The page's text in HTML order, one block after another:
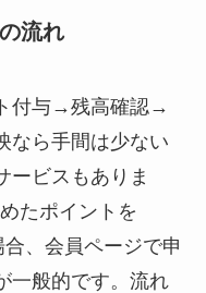
流れ
付与→残高確認→
なら手間は少ない
ービスもありま
たポイントを
、会員ページで申
一般的です。流れ